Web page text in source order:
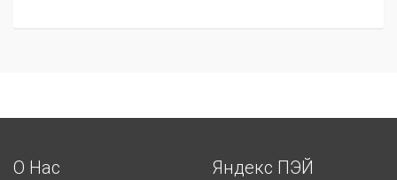
О Нас Яндекс ПЭЙ